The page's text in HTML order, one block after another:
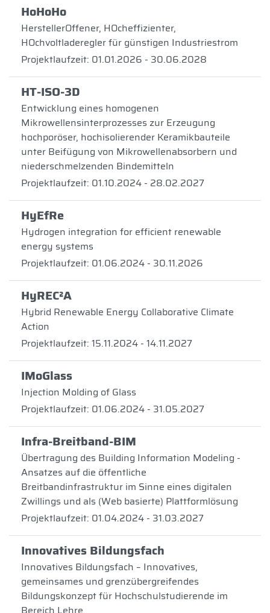
HoHoHo
HerstellerOffener, HOcheffizienter,
HOchvoltladeregler für günstigen Industriestrom
Projektlaufzeit: 01.01.2026 - 30.06.2028
HT-ISO-3D
Entwicklung eines homogenen
Mikrowellensinterprozesses zur Erzeugung
hochporöser, hochisolierender Keramikbauteile
unter Beifügung von Mikrowellenabsorbern und
niederschmelzenden Bindemitteln
Projektlaufzeit: 01.10.2024 - 28.02.2027
HyEfRe
Hydrogen integration for efficient renewable
energy systems
Projektlaufzeit: 01.06.2024 - 30.11.2026
HyREC²A
Hybrid Renewable Energy Collaborative Climate
Action
Projektlaufzeit: 15.11.2024 - 14.11.2027
IMoGlass
Injection Molding of Glass
Projektlaufzeit: 01.06.2024 - 31.05.2027
Infra-Breitband-BIM
Übertragung des Building Information Modeling -
Ansatzes auf die öffentliche
Breitbandinfrastruktur im Sinne eines digitalen
Zwillings und als (Web basierte) Plattformlösung
Projektlaufzeit: 01.04.2024 - 31.03.2027
Innovatives Bildungsfach
Innovatives Bildungsfach – Innovatives,
gemeinsames und grenzübergreifendes
Bildungskonzept für Hochschulstudierende im